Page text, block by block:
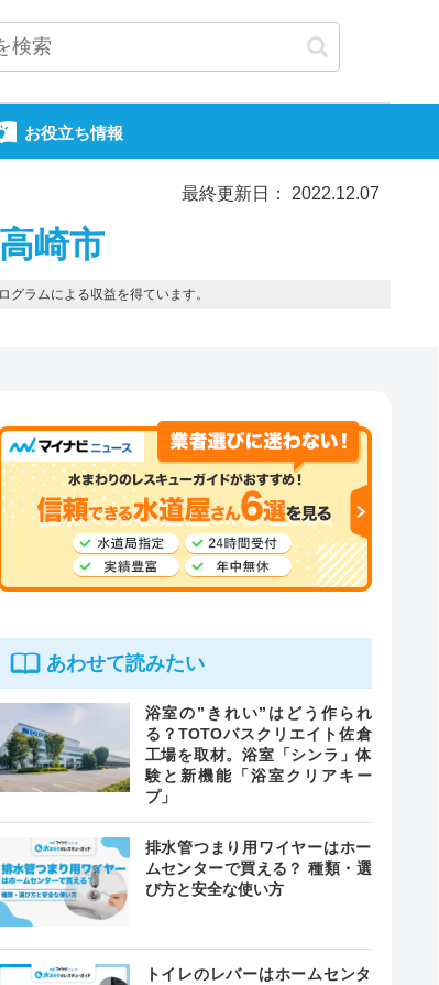
お役立ち情報
最終更新日： 2022.12.07
崎市
ラムによる収益を得ています。
あわせて読みたい
浴室の”きれい”はどう作られ
る？TOTOバスクリエイト佐倉
工場を取材。浴室「シンラ」体
験と新機能「浴室クリアキー
プ」
排水管つまり用ワイヤーはホー
ムセンターで買える？ 種類・選
び方と安全な使い方
トイレのレバーはホームセンタ